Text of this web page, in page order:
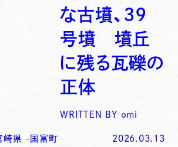
な古墳、39
号墳 墳丘
に残る瓦礫の
正体
WRITTEN BY omi
崎県 - 国富町 2026.03.13